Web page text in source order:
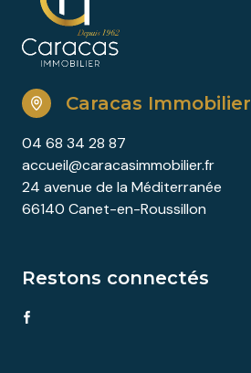
Caracas Immobilier
04 68 34 28 87
accueil@caracasimmobilier.fr
24 avenue de la Méditerranée
66140 Canet-en-Roussillon
Restons connectés